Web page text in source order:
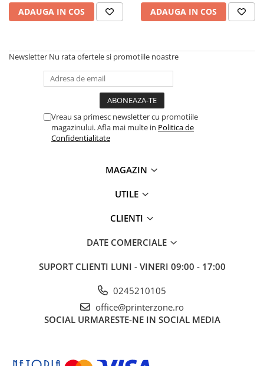
Imprimante 3D
Laptopuri / notebookuri
Ultrabookuri
Laptop-uri 2 in 1
PC Gaming
Monitoare LED
ADAUGA IN COS ADAUGA IN COS
Newsletter Nu rata ofertele si promotiile noastre
Vreau sa primesc newsletter cu promotiile
magazinului. Afla mai multe in Politica de
Confidentialitate
MAGAZIN
UTILE
CLIENTI
DATE COMERCIALE
SUPORT CLIENTI LUNI - VINERI 09:00 - 17:00
0245210105
office@printerzone.ro
SOCIAL URMARESTE-NE IN SOCIAL MEDIA